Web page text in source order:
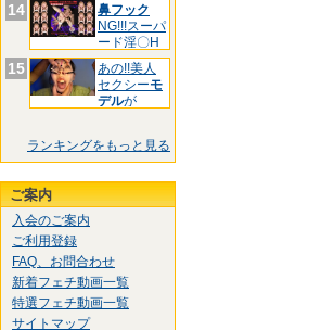
14
鼻フック
NG!!!スーパ
ード淫〇H
お
15
あの!!美人
セクシーモ
デルが
ランキングをもっと見る
ご案内
入会のご案内
ご利用登録
FAQ、お問合わせ
新着フェチ動画一覧
特選フェチ動画一覧
サイトマップ